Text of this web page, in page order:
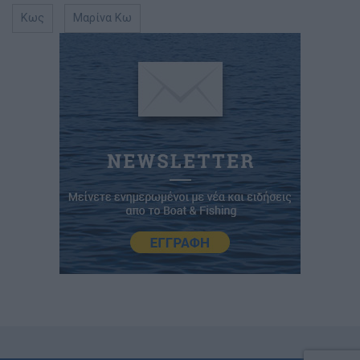
Κως Μαρίνα Κω